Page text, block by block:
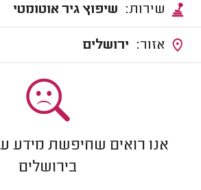
שיפוץ גיר אוטומטי
ירושלים
אנו רואים שחיפשת מידע
בירושלים